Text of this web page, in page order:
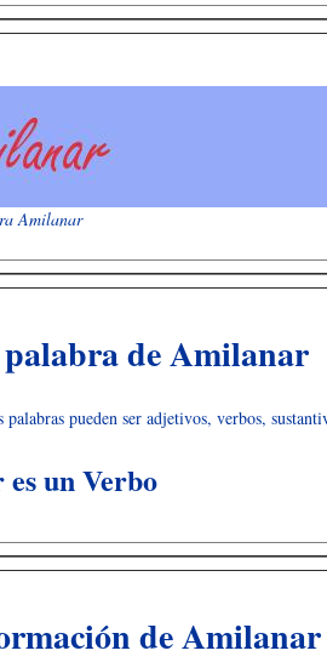
Amilanar
de Amilanar
palabras pueden ser adjetivos, verbos,
un Verbo
de Amilanar